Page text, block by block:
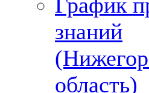
знаний
область)